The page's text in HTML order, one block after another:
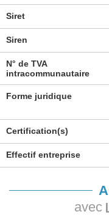
Siret
Siren
N° de TVA
intracommunautaire
Forme juridique
Certification(s)
Effectif entreprise
avec